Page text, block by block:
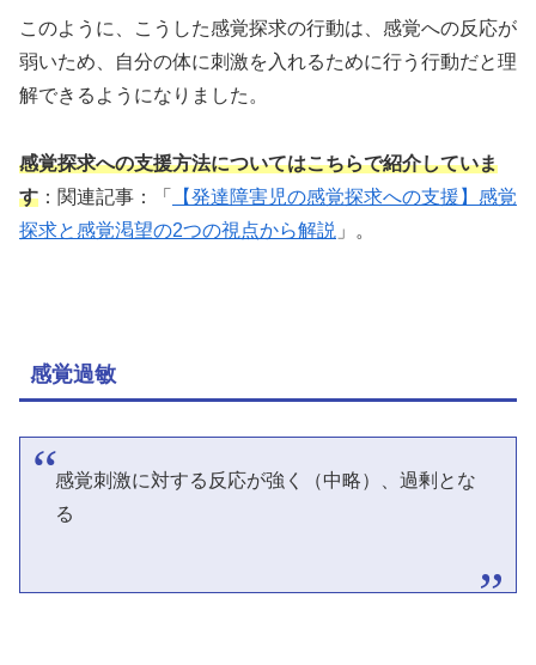
このように、こうした感覚探求の行動は、感覚への反応が
弱いため、自分の体に刺激を入れるために行う行動だと理
解できるようになりました。
感覚探求への支援方法についてはこちらで紹介していま
す ：関連記事：「
【発達障害児の感覚探求への支援】感覚
探求と感覚渇望の2つの視点から解説 」。
感覚過敏
感覚刺激に対する反応が強く（中略）、過剰とな
る